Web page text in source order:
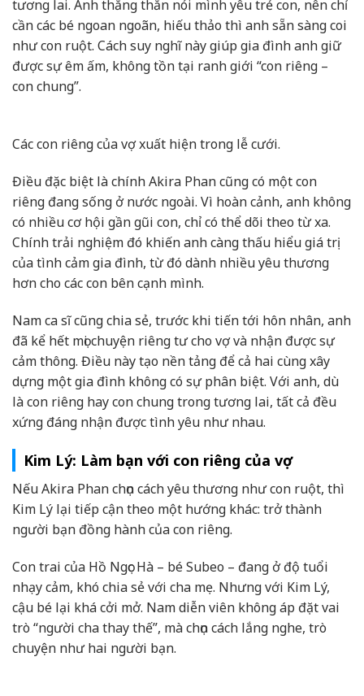
tương lai. Anh thẳng thắn nói mình yêu trẻ con, nên chỉ
cần các bé ngoan ngoãn, hiếu thảo thì anh sẵn sàng coi
như con ruột. Cách suy nghĩ này giúp gia đình anh giữ
được sự êm ấm, không tồn tại ranh giới “con riêng –
con chung”.
Các con riêng của vợ xuất hiện trong lễ cưới.
Điều đặc biệt là chính Akira Phan cũng có một con
riêng đang sống ở nước ngoài. Vì hoàn cảnh, anh không
có nhiều cơ hội gần gũi con, chỉ có thể dõi theo từ xa.
Chính trải nghiệm đó khiến anh càng thấu hiểu giá trị
của tình cảm gia đình, từ đó dành nhiều yêu thương
hơn cho các con bên cạnh mình.
Nam ca sĩ cũng chia sẻ, trước khi tiến tới hôn nhân, anh
đã kể hết mọi chuyện riêng tư cho vợ và nhận được sự
cảm thông. Điều này tạo nền tảng để cả hai cùng xây
dựng một gia đình không có sự phân biệt. Với anh, dù
là con riêng hay con chung trong tương lai, tất cả đều
xứng đáng nhận được tình yêu như nhau.
Kim Lý: Làm bạn với con riêng của vợ
Nếu Akira Phan chọn cách yêu thương như con ruột, thì
Kim Lý lại tiếp cận theo một hướng khác: trở thành
người bạn đồng hành của con riêng.
Con trai của Hồ Ngọc Hà – bé Subeo – đang ở độ tuổi
nhạy cảm, khó chia sẻ với cha mẹ. Nhưng với Kim Lý,
cậu bé lại khá cởi mở. Nam diễn viên không áp đặt vai
trò “người cha thay thế”, mà chọn cách lắng nghe, trò
chuyện như hai người bạn.